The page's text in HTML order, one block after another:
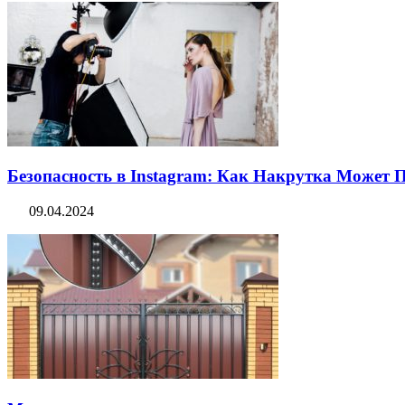
Безопасность в Instagram: Как Накрутка
09.04.2024